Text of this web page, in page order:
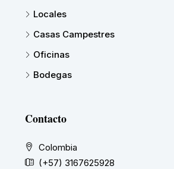
Locales
Casas Campestres
Oficinas
Bodegas
Contacto
Colombia
(+57) 3167625928